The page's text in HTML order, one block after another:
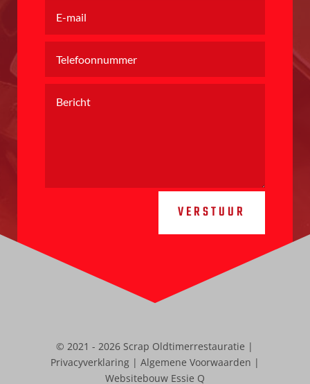
VERSTUUR
© 2021 - 2026 Scrap Oldtimerrestauratie |
Privacyverklaring| Algemene Voorwaarden |
Websitebouw Essie Q